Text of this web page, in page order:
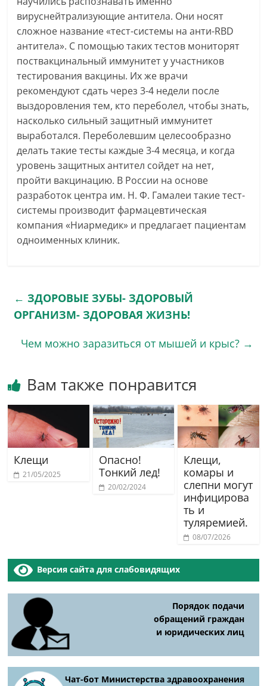
вируснейтрализующие антитела. Они носят
сложное название «тест-системы на анти-RBD
антитела». С помощью таких тестов мониторят
поствакцинальный иммунитет у участников
тестирования вакцины. Их же врачи
рекомендуют сдать через 3-4 недели после
выздоровления тем, кто переболел, чтобы знать,
насколько сильный защитный иммунитет
выработался. Переболевшим целесообразно
делать такие тесты каждые 3-4 месяца, и когда
уровень защитных антител сойдет на нет,
пройти вакцинацию. В России на основе
разработок центра им. Н. Ф. Гамалеи такие тест-
системы производит фармацевтическая
компания «Ниармедик» и предлагает пациентам
одноименных клиник.
← ЗДОРОВЫЕ ЗУБЫ- ЗДОРОВЫЙ
ОРГАНИЗМ- ЗДОРОВАЯ ЖИЗНЬ!
Чем можно заразиться от мышей и крыс? →
Вам также понравится
Клещи
21/05/2025
Опасно!
Тонкий лед!
20/02/2024
Клещи,
комары и
слепни могут
инфицирова
ть и
туляремией.
08/07/2026
Версия сайта для слабовидящих
Порядок подачи
обращений граждан
и юридических лиц
Чат-бот Министерства здравоохранения